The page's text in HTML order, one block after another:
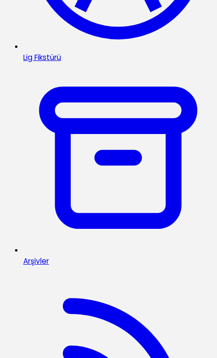
Lig Fikstürü
Arşivler